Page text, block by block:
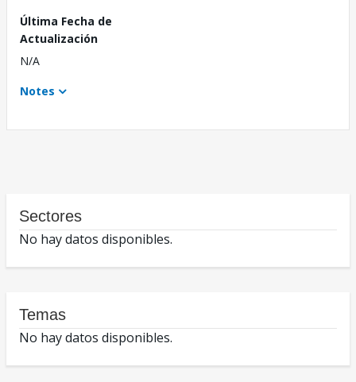
Última Fecha de
Actualización
N/A
Notes
Sectores
No hay datos disponibles.
Temas
No hay datos disponibles.